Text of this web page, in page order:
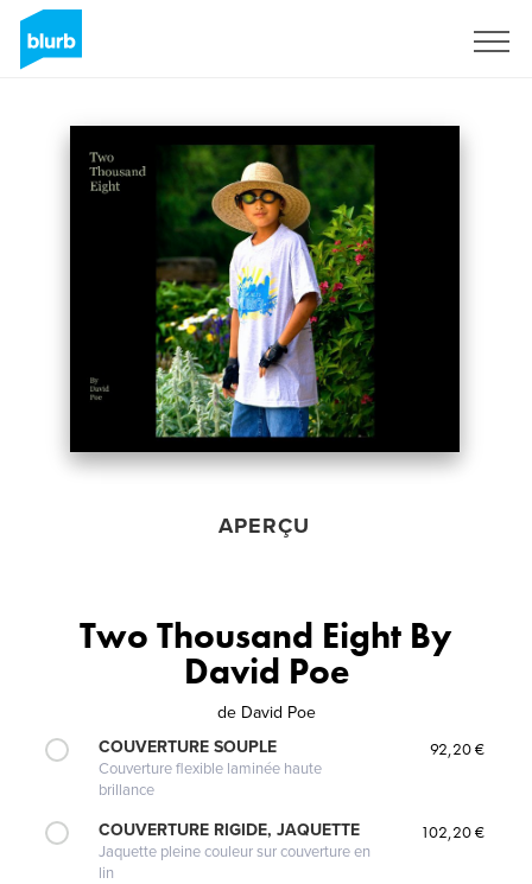
APERÇU
Two Thousand Eight By
David Poe
de David Poe
COUVERTURE SOUPLE
Couverture flexible laminée haute
brillance
92,20 €
COUVERTURE RIGIDE, JAQUETTE
Jaquette pleine couleur sur couverture en
lin
102,20 €